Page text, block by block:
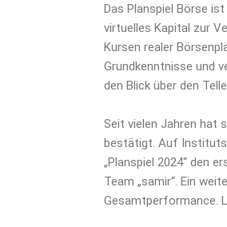
Das Planspiel Börse
virtuelles Kapital zur
Kursen realer
Grundkenntnisse und
den Blick über den
Seit vielen Jahren hat
bestätigt. Auf
„Planspiel 2024“ den
Team „samir“. Ein
Gesamtperformance.